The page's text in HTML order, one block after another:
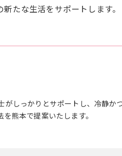
たな生活をサポートします。
しっかりとサポートし、冷静か
熊本で提案いたします。